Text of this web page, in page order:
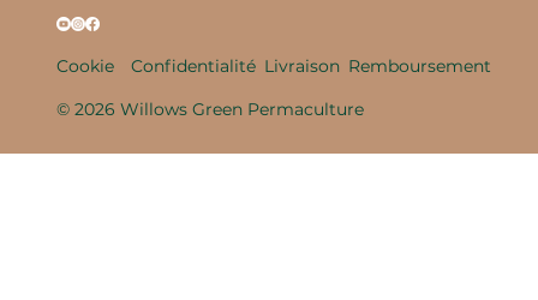
Cookie Confidentialité Livraison Remboursement
© 2026 Willows Green Permaculture